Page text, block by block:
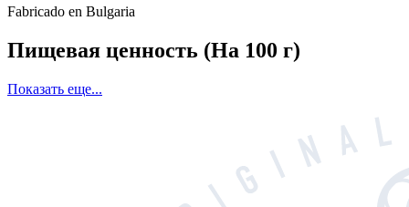
Fabricado en Bulgaria
Пищевая ценность (На 100 г)
Показать еще...